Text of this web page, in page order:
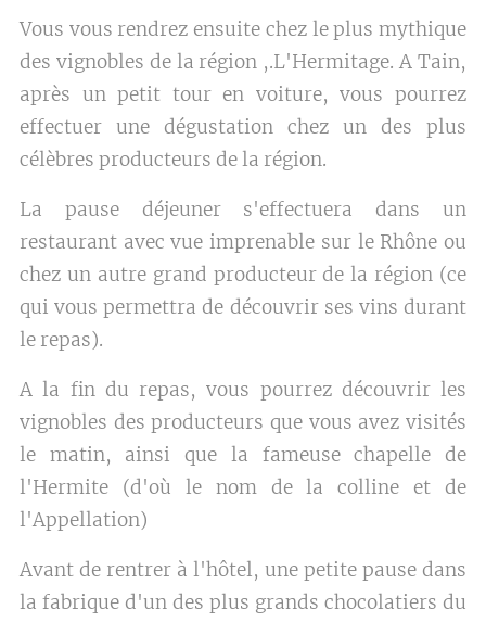
Vous vous rendrez ensuite chez le plus mythique
des vignobles de la région ,.L'Hermitage. A Tain,
après un petit tour en voiture, vous pourrez
effectuer une dégustation chez un des plus
célèbres producteurs de la région.
La pause déjeuner s'effectuera dans un
restaurant avec vue imprenable sur le Rhône ou
chez un autre grand producteur de la région (ce
qui vous permettra de découvrir ses vins durant
le repas).
A la fin du repas, vous pourrez découvrir les
vignobles des producteurs que vous avez visités
le matin, ainsi que la fameuse chapelle de
l'Hermite (d'où le nom de la colline et de
l'Appellation)
Avant de rentrer à l'hôtel, une petite pause dans
la fabrique d'un des plus grands chocolatiers du